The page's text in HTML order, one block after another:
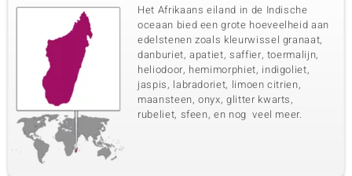
Het Afrikaans eiland in de Indische
oceaan bied een grote hoeveelheid aan
edelstenen zoals kleurwissel granaat,
danburiet, apatiet, saffier, toermalijn,
heliodoor, hemimorphiet, indigoliet,
jaspis, labradoriet, limoen citrien,
maansteen, onyx, glitter kwarts,
rubeliet, sfeen, en nog veel meer.